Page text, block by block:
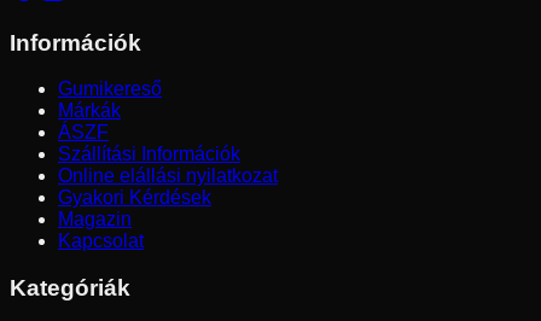
Információk
Gumikereső
Márkák
ÁSZF
Szállítási Információk
Online elállási nyilatkozat
Gyakori Kérdések
Magazin
Kapcsolat
Kategóriák